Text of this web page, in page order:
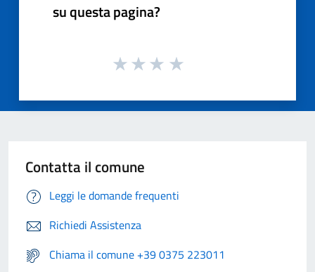
su questa pagina?
Contatta il comune
Leggi le domande frequenti
Richiedi Assistenza
Chiama il comune +39 0375 223011